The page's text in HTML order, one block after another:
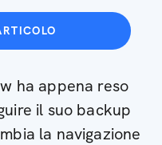
ha appena reso
il suo backup
la navigazione